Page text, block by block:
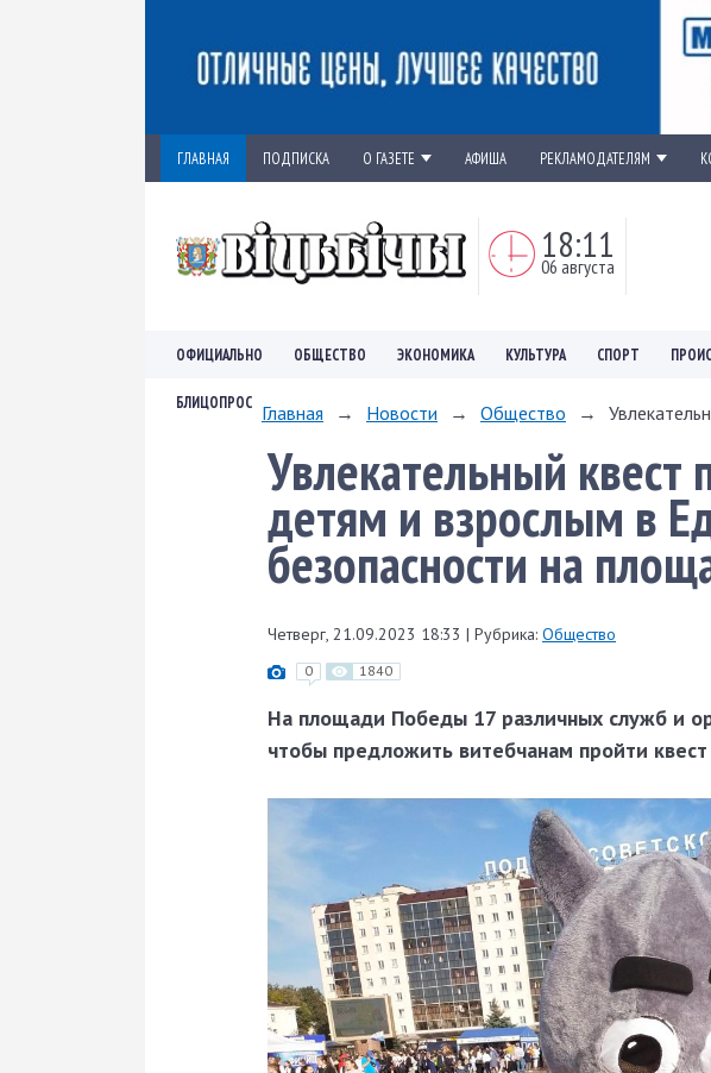
ГЛАВНАЯ ПОДПИСКА О ГАЗЕТЕ АФИША РЕКЛАМОДАТЕЛЯМ
18:11
06 августа
ОФИЦИАЛЬНО ОБЩЕСТВО ЭКОНОМИКА КУЛЬТУРА СПОРТ
БЛИЦОПРОС Главная → Новости → Общество →
Увлекательный
детям и взрослым в
безопасности на
Четверг, 21.09.2023 18:33 | Рубрика: Общество
0 1840
На площади Победы 17 различных служб и
чтобы предложить витебчанам пройти